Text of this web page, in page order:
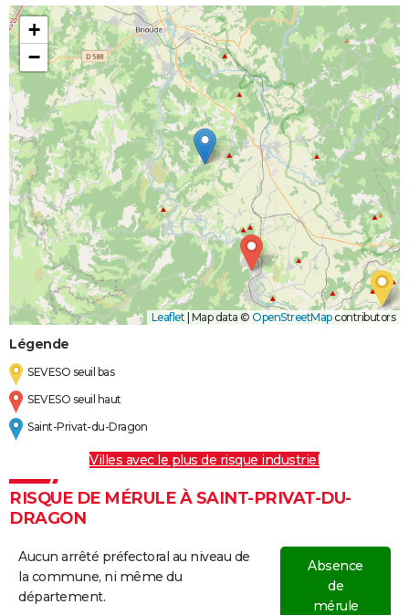
+
−
Leaflet Map data © OpenStreetMapcontributors
Légende
SEVESO seuil bas
SEVESO seuil haut
Saint-Privat-du-Dragon
Villes avec le plus de risque industriel
RISQUE DE MÉRULE À SAINT-PRIVAT-DU-
DRAGON
Aucun arrêté préfectoral au niveau de
la commune, ni même du
département.
Absence
de
mérule